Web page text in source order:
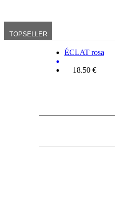
TOPSELLER
ÉCLAT rosa
18.50 €